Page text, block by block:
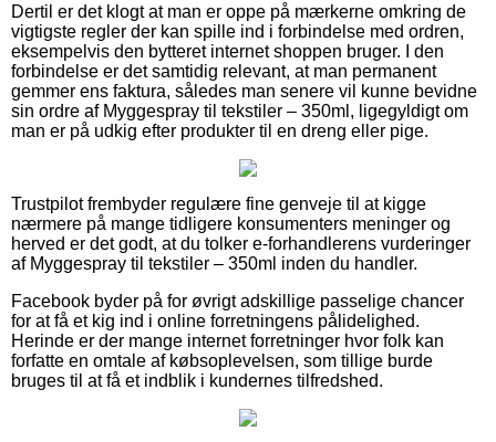
Dertil er det klogt at man er oppe på mærkerne omkring de
vigtigste regler der kan spille ind i forbindelse med ordren,
eksempelvis den bytteret internet shoppen bruger. I den
forbindelse er det samtidig relevant, at man permanent
gemmer ens faktura, således man senere vil kunne bevidne
sin ordre af Myggespray til tekstiler – 350ml, ligegyldigt om
man er på udkig efter produkter til en dreng eller pige.
Trustpilot frembyder regulære fine genveje til at kigge
nærmere på mange tidligere konsumenters meninger og
herved er det godt, at du tolker e-forhandlerens vurderinger
af Myggespray til tekstiler – 350ml inden du handler.
Facebook byder på for øvrigt adskillige passelige chancer
for at få et kig ind i online forretningens pålidelighed.
Herinde er der mange internet forretninger hvor folk kan
forfatte en omtale af købsoplevelsen, som tillige burde
bruges til at få et indblik i kundernes tilfredshed.